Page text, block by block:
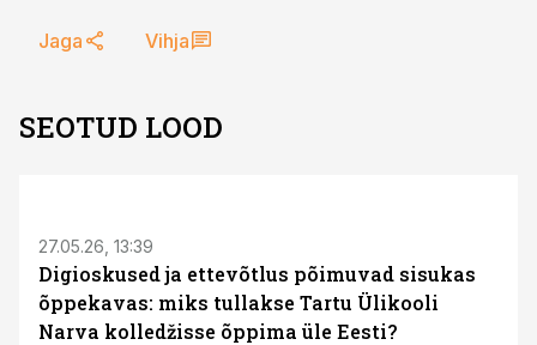
Jaga Vihja
SEOTUD LOOD
27.05.26, 13:39
Digioskused ja ettevõtlus põimuvad sisukas
õppekavas: miks tullakse Tartu Ülikooli
Narva kolledžisse õppima üle Eesti?